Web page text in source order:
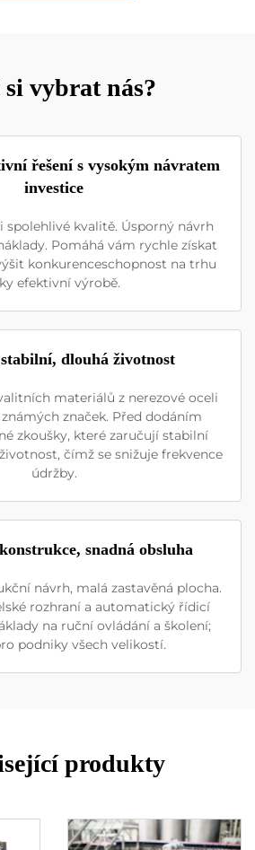
si vybrat nás?
řešení s vysokým návratem
investice
spolehlivé kvalitě. Úsporný návrh
Pomáhá vám rychle získat
konkurenceschopnost na trhu
efektivní výrobě.
dlouhá životnost
materiálů z nerezové oceli
značek. Před dodáním
zkoušky, které zaručují stabilní
čímž se snižuje frekvence
údržby.
snadná obsluha
návrh, malá zastavěná plocha.
rozhraní a automatický řídicí
na ruční ovládání a školení;
podniky všech velikostí.
produkty